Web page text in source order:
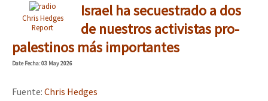
Chris Hedges
Report
Israel ha secuestrado a dos
de nuestros activistas pro-
palestinos más importantes
DateFecha: 03 May 2026
Fuente: Chris Hedges